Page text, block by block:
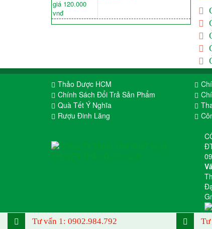
Thảo Dược HCM
Chính Sách Đổi Trả Sản Phẩm
Quà Tết Ý Nghĩa
Rượu Đinh Lăng
Tư vấn 1: 0902.984.792 Tư